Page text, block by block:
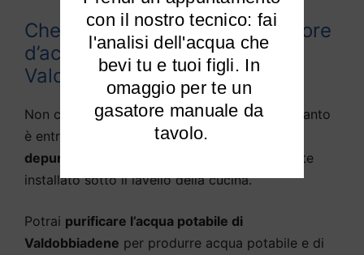
Che differenza c’è tra depuratore
d’acqua e purificato d’acqua a
Valdobbiadene?
Non c’è praticamente alcuna differenza, in quanto
è entrata nella lingua parlata la definizione di
depuratore d’acqua
come sistema solitamente
installato sotto il lavello della cucina.
Potrai purificare l’acqua potabile di
Valdobbiadene per produrre acqua potabile e di
l'analisi dell'acqua che
bevi tu e tuoi figli. In
omaggio per te un
gasatore manuale da
tavolo.